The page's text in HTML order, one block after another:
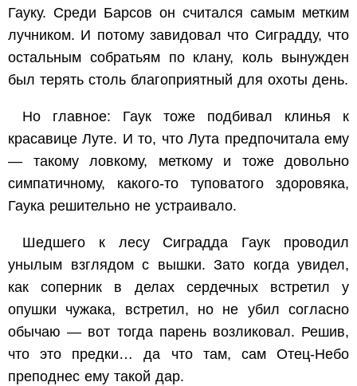
Гауку. Среди Барсов он считался самым метким
лучником. И потому завидовал что Сиградду, что
остальным собратьям по клану, коль вынужден
был терять столь благоприятный для охоты день.
Но главное: Гаук тоже подбивал клинья к
красавице Луте. И то, что Лута предпочитала ему
— такому ловкому, меткому и тоже довольно
симпатичному, какого-то туповатого здоровяка,
Гаука решительно не устраивало.
Шедшего к лесу Сиградда Гаук проводил
унылым взглядом с вышки. Зато когда увидел,
как соперник в делах сердечных встретил у
опушки чужака, встретил, но не убил согласно
обычаю — вот тогда парень возликовал. Решив,
что это предки… да что там, сам Отец-Небо
преподнес ему такой дар.